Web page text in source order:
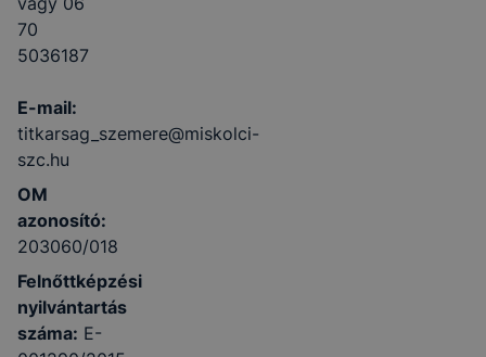
70
5036187
E-mail:
titkarsag_szemere@miskolci-
szc.hu
OM
azonosító:
203060/018
Felnőttképzési
nyilvántartás
száma: E-